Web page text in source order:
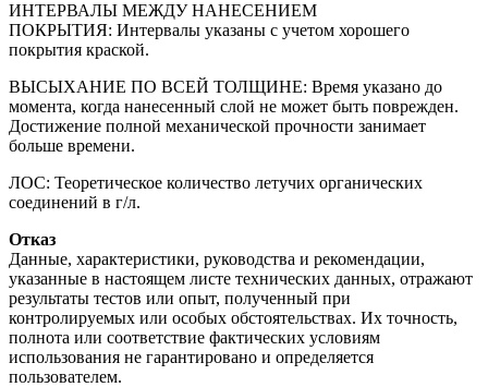
ИНТЕРВАЛЫ МЕЖДУ НАНЕСЕНИЕМ
ПОКРЫТИЯ: Интервалы указаны с учетом хорошего
покрытия краской.
ВЫСЫХАНИЕ ПО ВСЕЙ ТОЛЩИНЕ: Время указано до
момента, когда нанесенный слой не может быть поврежден.
Достижение полной механической прочности занимает
больше времени.
ЛОС: Теоретическое количество летучих органических
соединений в г/л.
Отказ
Данные, характеристики, руководства и рекомендации,
указанные в настоящем листе технических данных, отражают
результаты тестов или опыт, полученный при
контролируемых или особых обстоятельствах. Их точность,
полнота или соответствие фактических условиям
использования не гарантировано и определяется
пользователем.